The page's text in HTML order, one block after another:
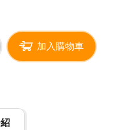
加入購物車